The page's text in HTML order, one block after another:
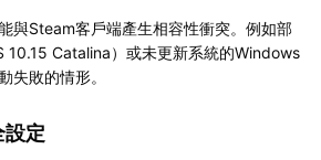
與Steam客戶端產生相容性衝突。例如部
10.15 Catalina）或未更新系統的Windows
失敗的情形。
設定